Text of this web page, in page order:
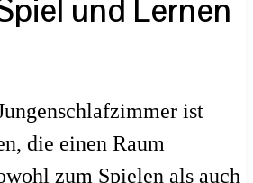
und Lernen
ist
die einen Raum
zum Spielen als auch